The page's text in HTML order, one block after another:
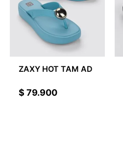
ZAXY HOT TAM AD
$ 79.900